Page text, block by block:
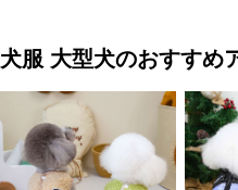
犬服 大型犬のおすすめ